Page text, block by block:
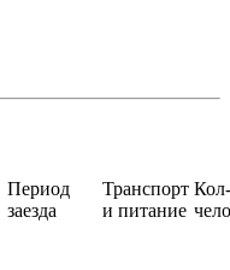
Период
заезда
Транспорт
и питание